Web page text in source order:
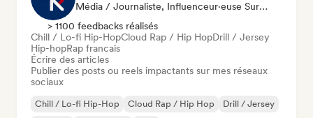
Média / Journaliste, Influenceur·euse Sur Les Réseaux Sociaux
> 1100 feedbacks réalisés
Chill / Lo-fi Hip-HopCloud Rap / Hip HopDrill / Jersey
Hip-hopRap francais
Écrire des articles
Publier des posts ou reels impactants sur mes réseaux
sociaux
Chill / Lo-fi Hip-Hop Cloud Rap / Hip Hop
Drill / Jersey